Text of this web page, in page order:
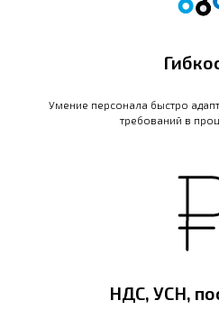
Умение персонала быстро
требований в
НДС, УСН,